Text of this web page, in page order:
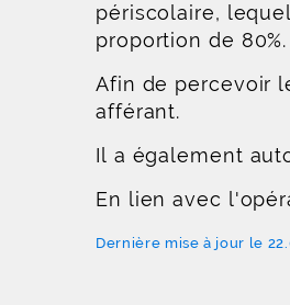
périscolaire,
proportion de 80%.
Afin de percevoir
afférant.
Il a également
En lien avec
Dernière mise à jour le